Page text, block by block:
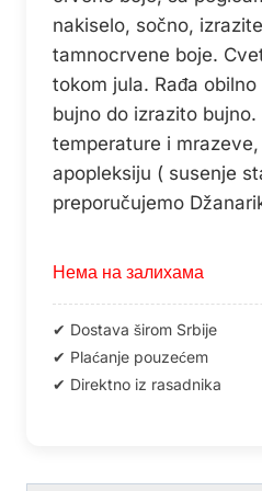
nakiselo, sočno,
tamnocrvene boje.
tokom jula. Rađa
bujno do izrazito
temperature i
apopleksiju ( susenje
preporučujemo
Нема на залихама